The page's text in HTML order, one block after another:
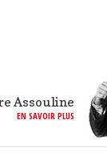
Assouline
EN SAVOIR PLUS